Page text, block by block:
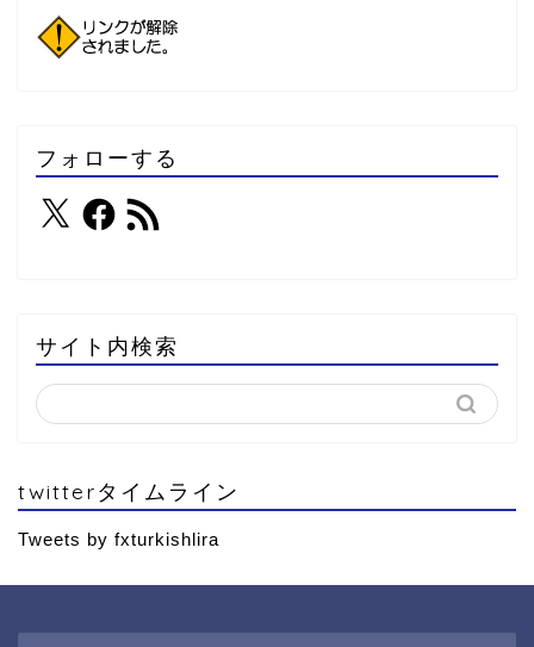
フォローする
サイト内検索
twitterタイムライン
Tweets by fxturkishlira